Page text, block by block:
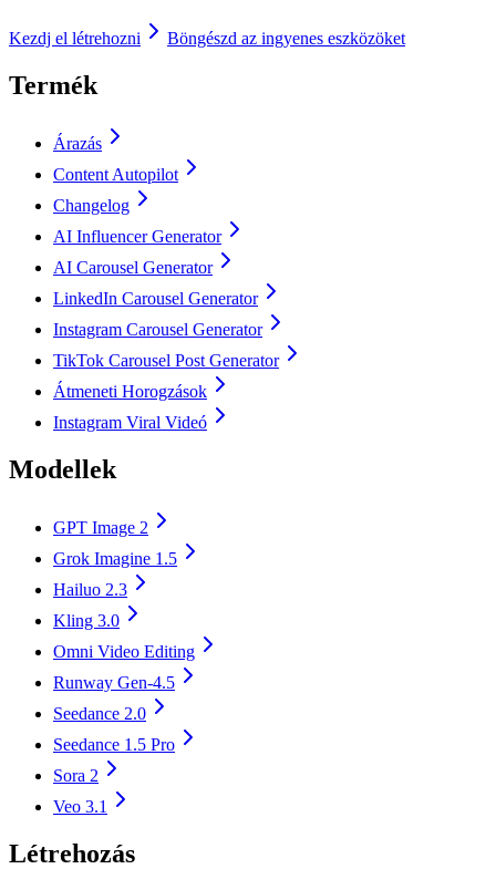
Kezdj el létrehozni Böngészd az ingyenes eszközöket
Termék
Árazás
Content Autopilot
Changelog
AI Influencer Generator
AI Carousel Generator
LinkedIn Carousel Generator
Instagram Carousel Generator
TikTok Carousel Post Generator
Átmeneti Horogzások
Instagram Viral Videó
Modellek
GPT Image 2
Grok Imagine 1.5
Hailuo 2.3
Kling 3.0
Omni Video Editing
Runway Gen-4.5
Seedance 2.0
Seedance 1.5 Pro
Sora 2
Veo 3.1
Létrehozás